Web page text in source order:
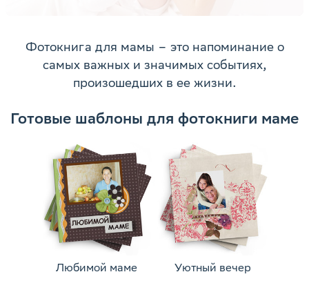
Фотокнига для мамы – это напоминание о
самых важных и значимых событиях,
произошедших в ее жизни.
Готовые шаблоны для фотокниги маме
Любимой маме Уютный вечер